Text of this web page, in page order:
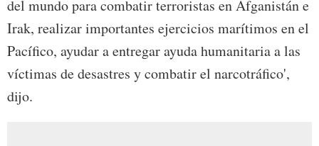
del mundo para combatir terroristas en Afganistán e
Irak, realizar importantes ejercicios marítimos en el
Pacífico, ayudar a entregar ayuda humanitaria a las
víctimas de desastres y combatir el narcotráfico',
dijo.